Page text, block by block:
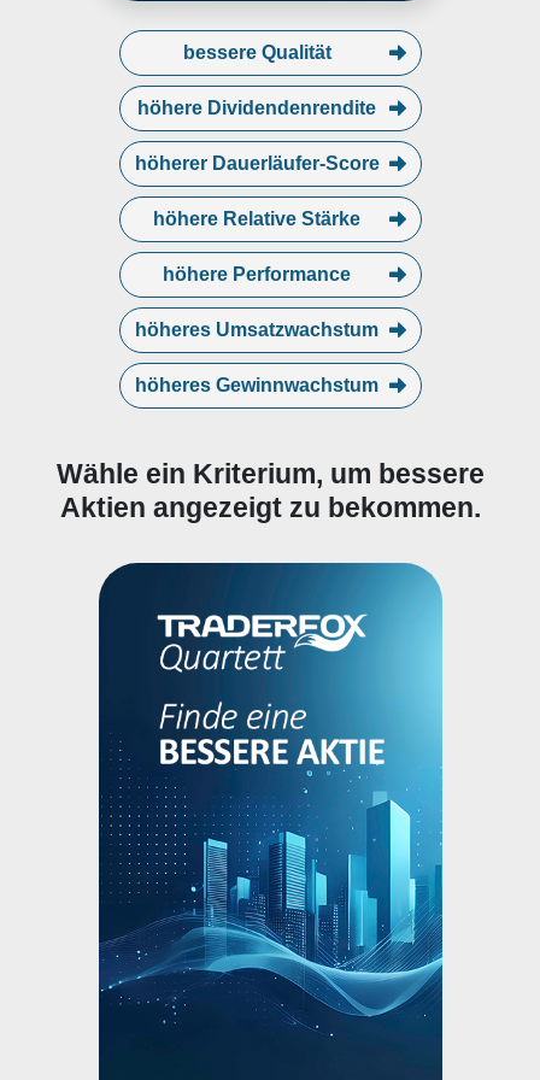
bessere Qualität
höhere Dividendenrendite
höherer Dauerläufer-Score
höhere Relative Stärke
höhere Performance
höheres Umsatzwachstum
höheres Gewinnwachstum
Wähle ein Kriterium, um bessere
Aktien angezeigt zu bekommen.